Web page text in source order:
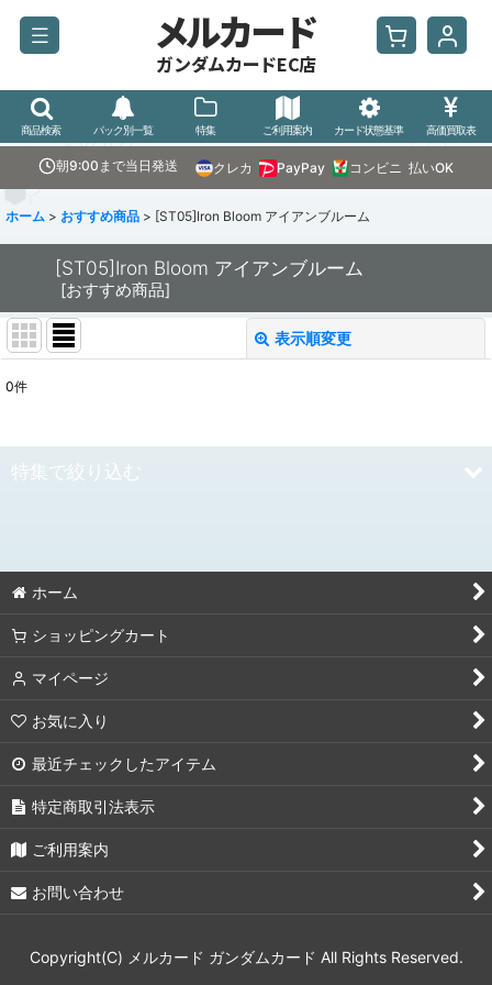
メルカード
ガンダムカードEC店
商品検索 パック別一覧 特集 ご利用案内 カード状態基準 高価買取表
朝9:00まで当日発送 クレカ PayPay コンビニ 払いOK
ホーム > おすすめ商品 > [ST05]Iron Bloom アイアンブルーム
[ST05]Iron Bloom アイアンブルーム
[おすすめ商品]
表示順変更
並び順 :
0件
特集で絞り込む
[EB01］Eternal Nexus エターナルネクサス
[ST10]Generation Pulse ジェネレーションパルス
[GD04]Phantom Aria ファントムアリア
[ST09]Destiny Ignition デスティニー イグニッション
[PC01A/PC02A]アッセンブルセット鉄血のオルフェンズ
[GD03]Steel Requiem スティールレクイエム
ホーム
ショッピングカート
マイページ
お気に入り
最近チェックしたアイテム
特定商取引法表示
ご利用案内
お問い合わせ
Copyright(C) メルカード ガンダムカード All Rights Reserved.